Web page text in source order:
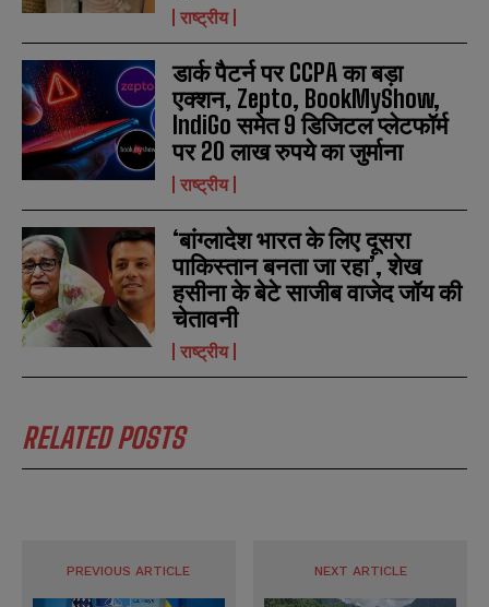
N
*
m
a
i
r
s
N
*
m
a
i
r
s
राष्ट्रीय
डार्क पैटर्न पर CCPA का बड़ा
एक्शन, Zepto, BookMyShow,
IndiGo समेत 9 डिजिटल प्लेटफॉर्म
पर 20 लाख रुपये का जुर्माना
राष्ट्रीय
‘बांग्लादेश भारत के लिए दूसरा
पाकिस्तान बनता जा रहा’, शेख
हसीना के बेटे साजीब वाजेद जॉय की
चेतावनी
राष्ट्रीय
RELATED POSTS
PREVIOUS ARTICLE NEXT ARTICLE